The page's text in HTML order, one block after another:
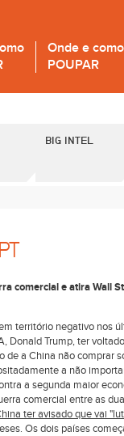
Onde e como
POUPAR
BIG INTEL
comercial e atira Wall
território negativo nos
Donald Trump, ter
de a China não comprar
a não
a segunda maior
comercial entre as
ter avisado que vai
Os dois países